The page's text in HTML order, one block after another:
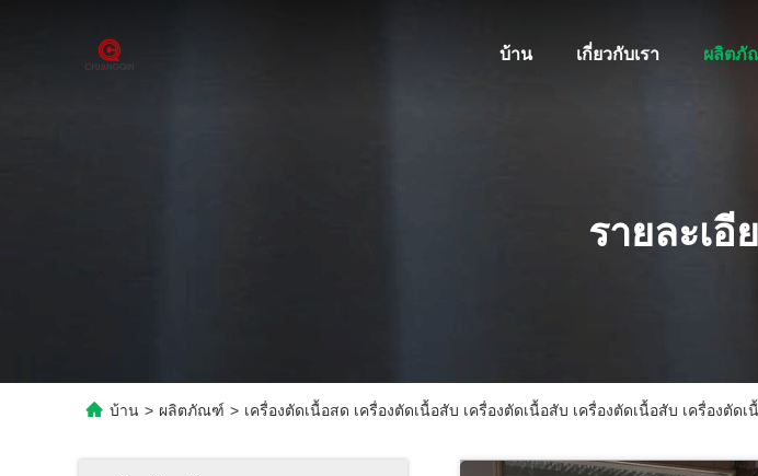
บ้าน เกี่ยวกับเรา ผลิตภั
รายละเ
บ้าน > ผลิตภัณฑ์ > เครื่องตัดเนื้อสด เครื่องตัดเนื้อสับ เครื่องตัดเนื้อสับ เครื่องตัดเนื้อสับ เครื่องตัด